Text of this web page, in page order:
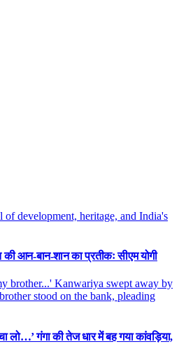
की आन-बान-शान का प्रतीकः सीएम योगी
लो…’ गंगा की तेज धार में बह गया कांवड़िया,